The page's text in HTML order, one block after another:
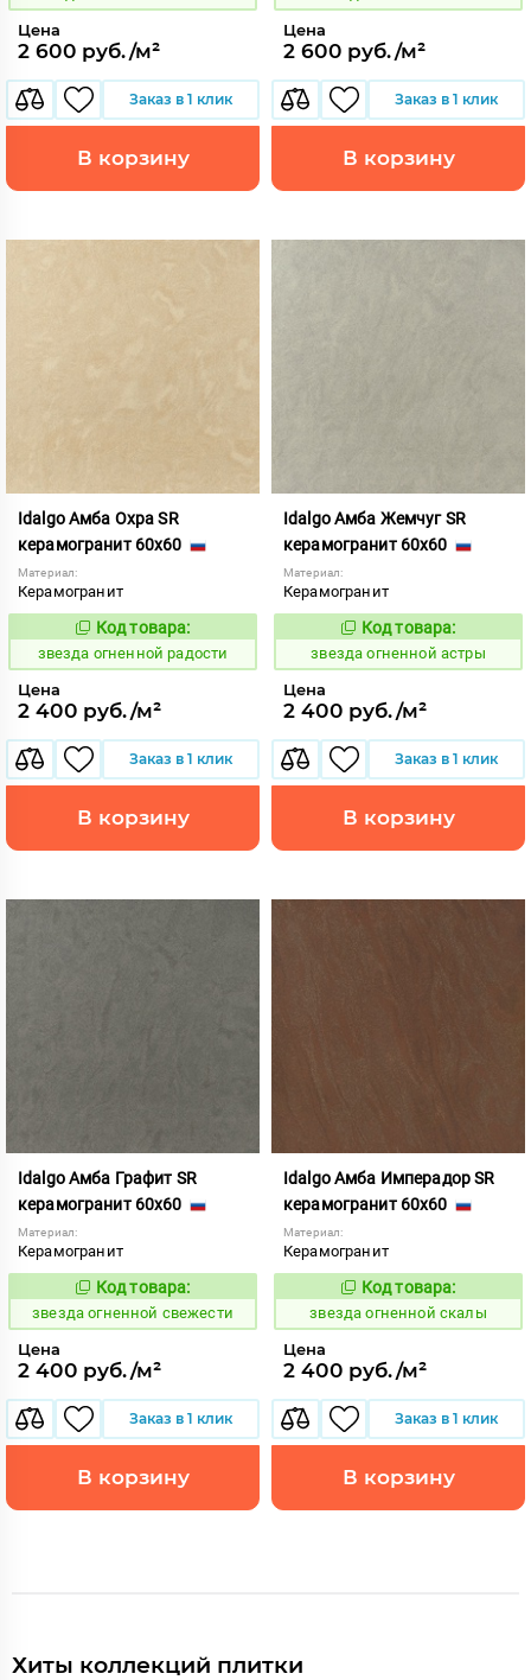
Цена
2 600 руб./м²
Заказ в 1 клик
В корзину
Цена
2 600 руб./м²
Заказ в 1 клик
В корзину
Idalgo Амба Охра SR
керамогранит 60x60
Материал:
Керамогранит
445827
Код товара:
звезда огненной радости
Цена
2 400 руб./м²
Заказ в 1 клик
В корзину
Idalgo Амба Жемчуг SR
керамогранит 60x60
Материал:
Керамогранит
445831
Код товара:
звезда огненной астры
Цена
2 400 руб./м²
Заказ в 1 клик
В корзину
Idalgo Амба Графит SR
керамогранит 60x60
Материал:
Керамогранит
445833
Код товара:
звезда огненной свежести
Цена
2 400 руб./м²
Заказ в 1 клик
В корзину
Idalgo Амба Имперадор SR
керамогранит 60x60
Материал:
Керамогранит
445841
Код товара:
звезда огненной скалы
Цена
2 400 руб./м²
Заказ в 1 клик
В корзину
Хиты коллекций плитки